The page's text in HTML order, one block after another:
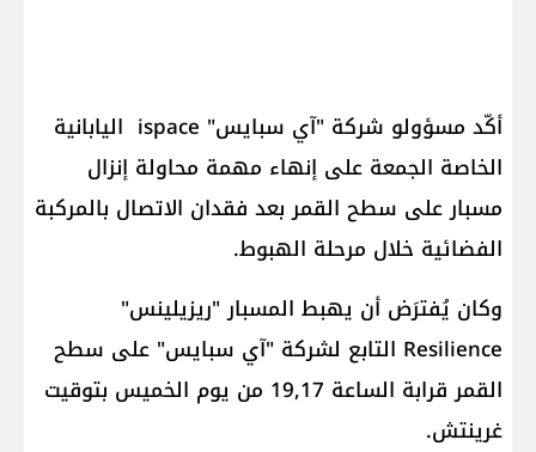
أكّد مسؤولو شركة "آي سبايس" ispace اليابانية
الخاصة الجمعة على إنهاء مهمة محاولة إنزال
مسبار على سطح القمر بعد فقدان الاتصال بالمركبة
الفضائية خلال مرحلة الهبوط.
وكان يُفترَض أن يهبط المسبار "ريزيلينس"
Resilience التابع لشركة "آي سبايس" على سطح
القمر قرابة الساعة 19,17 من يوم الخميس بتوقيت
غرينتش.